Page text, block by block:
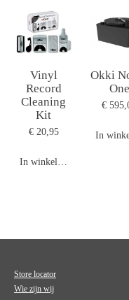
Vinyl
Record
Cleaning
Kit
€ 20,95
In winkelwagen
Okki
One
€
In
Store locator
Wie zijn wij